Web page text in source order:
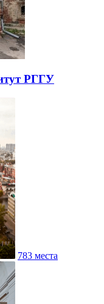
РГГУ
783 места